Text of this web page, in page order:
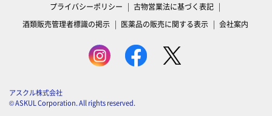
プライバシーポリシー
古物営業法に基づく表記
酒類販売管理者標識の掲示
医薬品の販売に関する表示 会社案内
アスクル株式会社
© ASKUL Corporation. All rights reserved.